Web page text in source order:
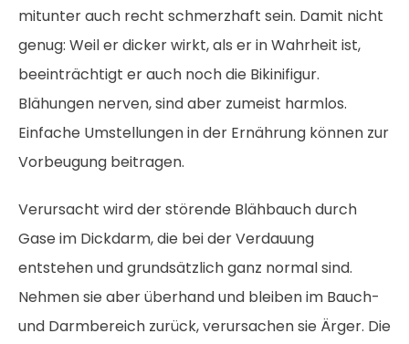
mitunter auch recht schmerzhaft sein. Damit nicht
genug: Weil er dicker wirkt, als er in Wahrheit ist,
beeinträchtigt er auch noch die Bikinifigur.
Blähungen nerven, sind aber zumeist harmlos.
Einfache Umstellungen in der Ernährung können zur
Vorbeugung beitragen.
Verursacht wird der störende Blähbauch durch
Gase im Dickdarm, die bei der Verdauung
entstehen und grundsätzlich ganz normal sind.
Nehmen sie aber überhand und bleiben im Bauch-
und Darmbereich zurück, verursachen sie Ärger. Die